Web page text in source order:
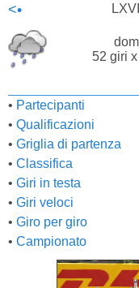
<•
52 giri
• Partecipanti
• Qualificazioni
• Griglia di partenza
• Classifica
• Giri in testa
• Giri veloci
• Giro per giro
• Campionato